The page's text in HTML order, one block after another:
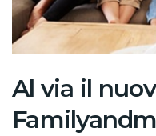
Al via il